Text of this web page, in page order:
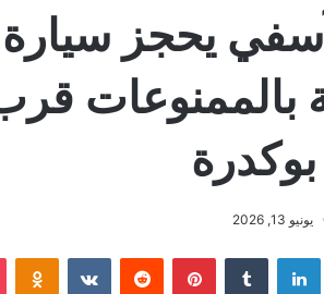
يحجز سيارة
بالممنوعات
بوكدرة
يونيو 13, 2026
لينكدإن بينتيريست